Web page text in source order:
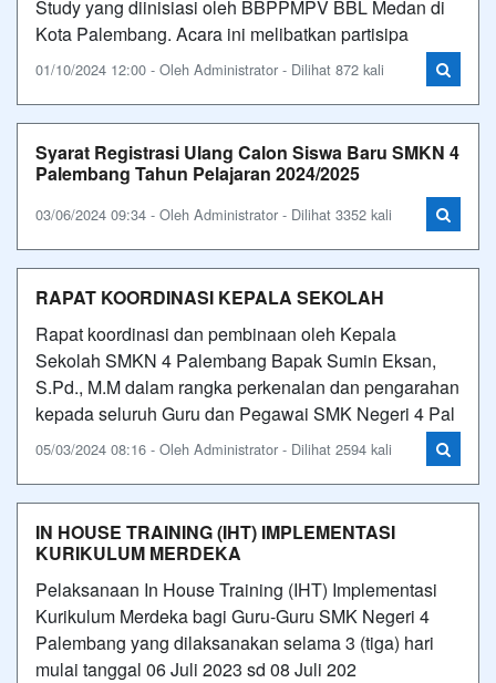
Study yang diinisiasi oleh BBPPMPV BBL Medan di
Kota Palembang. Acara ini melibatkan partisipa
01/10/2024 12:00 - Oleh Administrator - Dilihat 872 kali
Syarat Registrasi Ulang Calon Siswa Baru SMKN 4
Palembang Tahun Pelajaran 2024/2025
03/06/2024 09:34 - Oleh Administrator - Dilihat 3352 kali
RAPAT KOORDINASI KEPALA SEKOLAH
Rapat koordinasi dan pembinaan oleh Kepala
Sekolah SMKN 4 Palembang Bapak Sumin Eksan,
S.Pd., M.M dalam rangka perkenalan dan pengarahan
kepada seluruh Guru dan Pegawai SMK Negeri 4 Pal
05/03/2024 08:16 - Oleh Administrator - Dilihat 2594 kali
IN HOUSE TRAINING (IHT) IMPLEMENTASI
KURIKULUM MERDEKA
Pelaksanaan In House Training (IHT) Implementasi
Kurikulum Merdeka bagi Guru-Guru SMK Negeri 4
Palembang yang dilaksanakan selama 3 (tiga) hari
mulai tanggal 06 Juli 2023 sd 08 Juli 202